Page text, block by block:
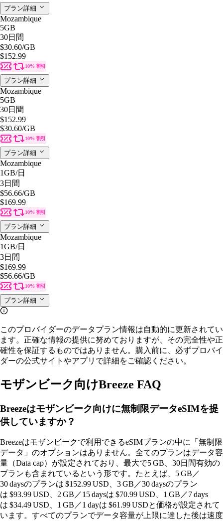
プラン詳細
Mozambique
5GB
30日間
$30.60/GB
$152.99
10% 割引
プラン詳細
Mozambique
5GB
30日間
$152.99
$30.60/GB
10% 割引
プラン詳細
Mozambique
1GB/日
3日間
$56.66/GB
$169.99
10% 割引
プラン詳細
Mozambique
1GB/日
3日間
$169.99
$56.66/GB
10% 割引
プラン詳細
このプロバイダーのデータプラン情報は自動的に更新されてい
ます。正確な情報の提供に努めておりますが、その完全性や正
確性を保証するものではありません。購入前に、必ずプロバイ
ダーの公式サイトやアプリで詳細をご確認ください。
モザンビーク向けBreeze FAQ
Breezeはモザンビーク向けに無制限データeSIMを提
供していますか？
Breezeはモザンビークで利用できるeSIMプランの中に「無制限
データ」のオプションはありません。全てのプランはデータ容
量（Data cap）が設定されており、最大で5 GB、30日間有効の
プランも含まれているという形です。たとえば、5 GB／
30 daysのプランは $152.99 USD、3 GB／30 daysのプラン
は $93.99 USD、2 GB／15 daysは $70.99 USD、1 GB／7 days
は $34.49 USD、1 GB／1 dayは $61.99 USDと価格が設定されて
います。すべてのプランでデータ容量が上限に達した後は速度